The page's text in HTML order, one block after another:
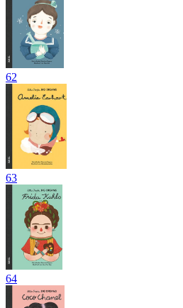
62
63
64